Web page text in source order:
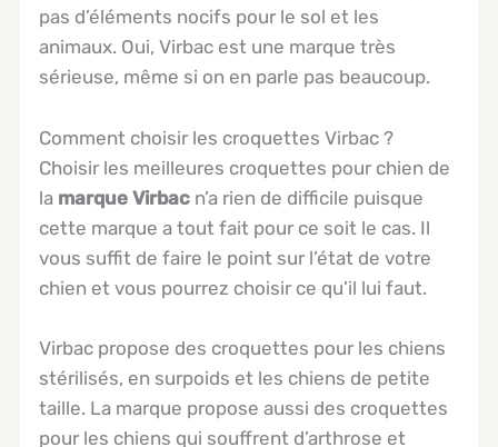
pas d’éléments nocifs pour le sol et les
animaux. Oui, Virbac est une marque très
sérieuse, même si on en parle pas beaucoup.
Comment choisir les croquettes Virbac ?
Choisir les meilleures croquettes pour chien de
la marque Virbac n’a rien de difficile puisque
cette marque a tout fait pour ce soit le cas. Il
vous suffit de faire le point sur l’état de votre
chien et vous pourrez choisir ce qu’il lui faut.
Virbac propose des croquettes pour les chiens
stérilisés, en surpoids et les chiens de petite
taille. La marque propose aussi des croquettes
pour les chiens qui souffrent d’arthrose et